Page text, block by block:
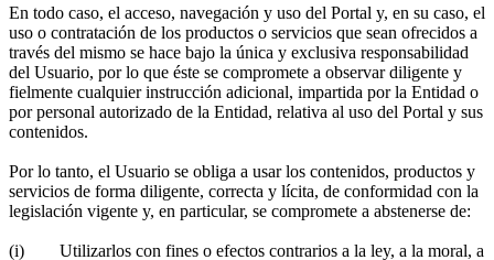
En todo caso, el acceso, navegación y uso del Portal y, en su caso, el
uso o contratación de los productos o servicios que sean ofrecidos a
través del mismo se hace bajo la única y exclusiva responsabilidad
del Usuario, por lo que éste se compromete a observar diligente y
fielmente cualquier instrucción adicional, impartida por la Entidad o
por personal autorizado de la Entidad, relativa al uso del Portal y sus
contenidos.
Por lo tanto, el Usuario se obliga a usar los contenidos, productos y
servicios de forma diligente, correcta y lícita, de conformidad con la
legislación vigente y, en particular, se compromete a abstenerse de:
(i) Utilizarlos con fines o efectos contrarios a la ley, a la moral, a